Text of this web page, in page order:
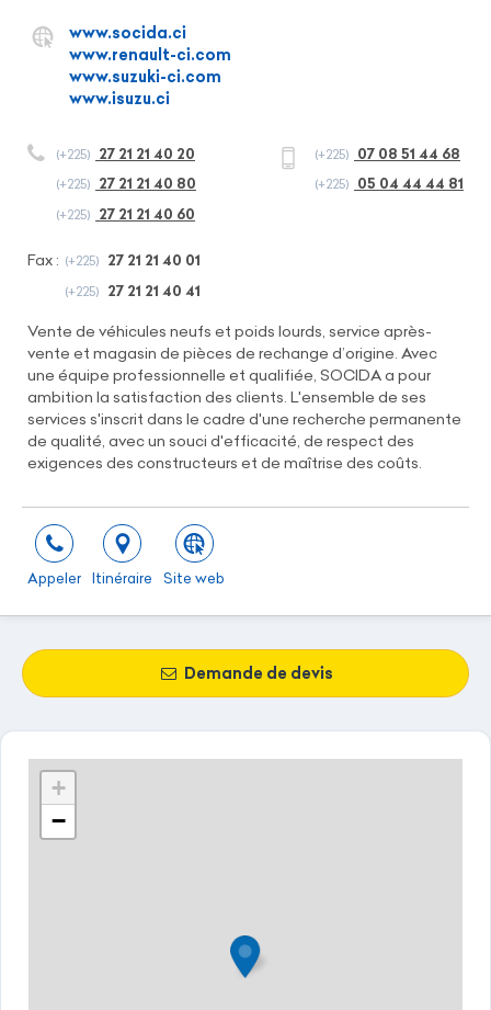
www.socida.ci
www.renault-ci.com
www.suzuki-ci.com
www.isuzu.ci
(+225) 27 21 21 40 20
(+225) 27 21 21 40 80
(+225) 27 21 21 40 60
(+225) 07 08 51 44 68
(+225) 05 04 44 44 81
Fax : (+225) 27 21 21 40 01
(+225) 27 21 21 40 41
Vente de véhicules neufs et poids lourds, service après-
vente et magasin de pièces de rechange d’origine. Avec
une équipe professionnelle et qualifiée, SOCIDA a pour
ambition la satisfaction des clients. L'ensemble de ses
services s'inscrit dans le cadre d'une recherche permanente
de qualité, avec un souci d'efficacité, de respect des
exigences des constructeurs et de maîtrise des coûts.
Appeler Itinéraire Site web
Demande de devis
+
−